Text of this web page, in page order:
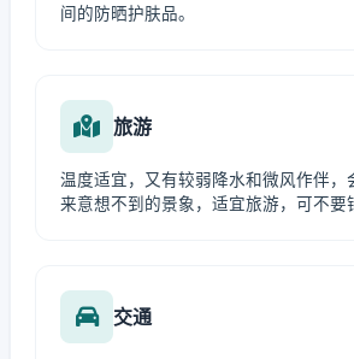
间的防晒护肤品。
旅游
温度适宜，又有较弱降水和微风作伴，
来意想不到的景象，适宜旅游，可不要
交通